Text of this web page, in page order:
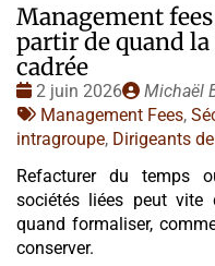
Management
partir de quand
cadrée
Date
:
2 juin 2026
Publié
par
Michaël
Tags
:
Management Fees,
intragroupe, Dirigeants
Refacturer du temps
sociétés liées peut vite
quand formaliser,
conserver.